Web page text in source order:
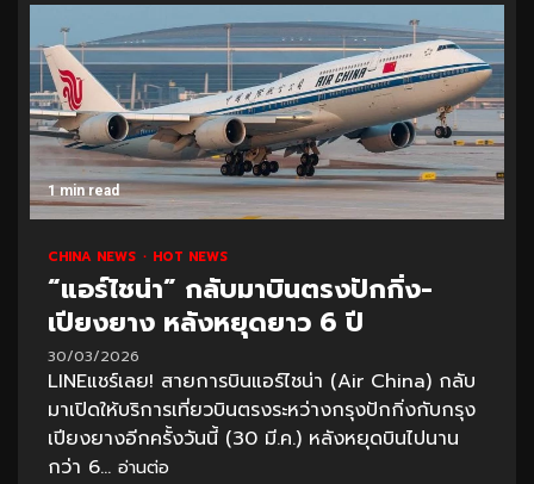
1 min read
CHINA NEWS HOT NEWS
“แอร์ไชน่า” กลับมาบินตรงปักกิ่ง-
เปียงยาง หลังหยุดยาว 6 ปี
30/03/2026
LINEแชร์เลย! สายการบินแอร์ไชน่า (Air China) กลับ
มาเปิดให้บริการเที่ยวบินตรงระหว่างกรุงปักกิ่งกับกรุง
เปียงยางอีกครั้งวันนี้ (30 มี.ค.) หลังหยุดบินไปนาน
กว่า 6... อ่านต่อ